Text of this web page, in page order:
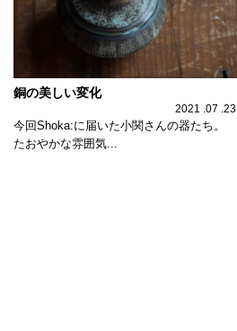
銅の美しい変化
2021 .07 .23
今回Shoka:に届いた小関さんの器たち。
たおやかな雰囲気...